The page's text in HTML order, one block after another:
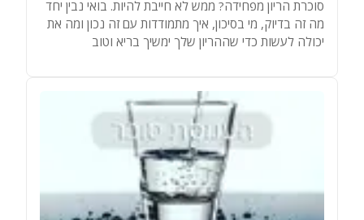
סוכרת הריון מפחידה? ממש לא חייבת להיות. בואי נבין יחד
מה זה בדיוק, מי בסיכון, איך מתמודדות עם זה נכון ומה את
יכולה לעשות כדי שההריון שלך ימשיך בריא וטוב